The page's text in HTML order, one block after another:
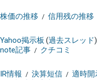
株価の推移 / 信用残の推移
Yahoo掲示板 (過去スレッド)
note記事 / クチコミ
IR情報 / 決算短信 / 適時開